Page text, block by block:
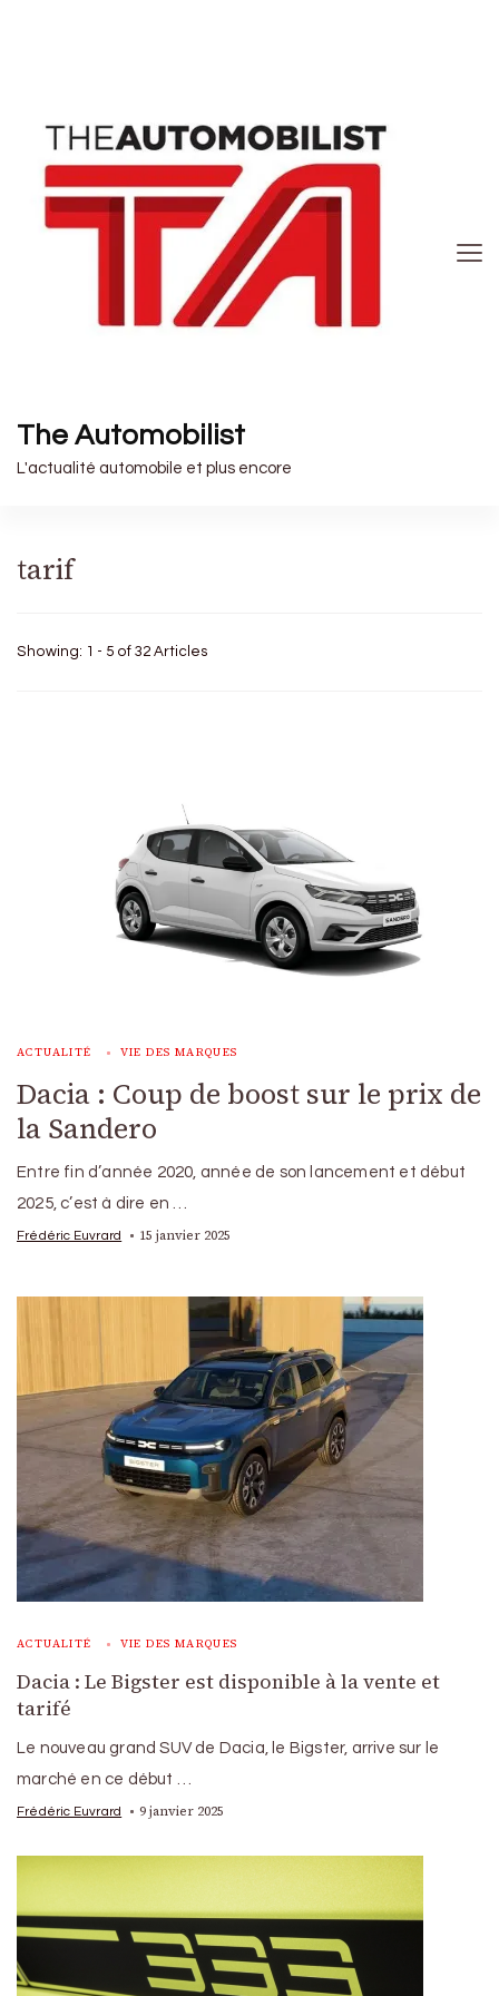
The Automobilist
L'actualité automobile et plus encore
tarif
Showing: 1 - 5 of 32 Articles
ACTUALITÉ VIE DES MARQUES
Dacia : Coup de boost sur le prix de
la Sandero
Entre fin d’année 2020, année de son lancement et début
2025, c’est à dire en …
Frédéric Euvrard 15 janvier 2025
ACTUALITÉ VIE DES MARQUES
Dacia : Le Bigster est disponible à la vente et
tarifé
Le nouveau grand SUV de Dacia, le Bigster, arrive sur le
marché en ce début …
Frédéric Euvrard 9 janvier 2025